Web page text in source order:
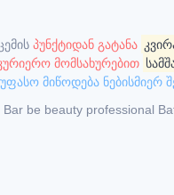
პუნქტიდან გატანა
მომსახურებით
უფასო მიწოდება ნებისმიერ
Bar be beauty professional